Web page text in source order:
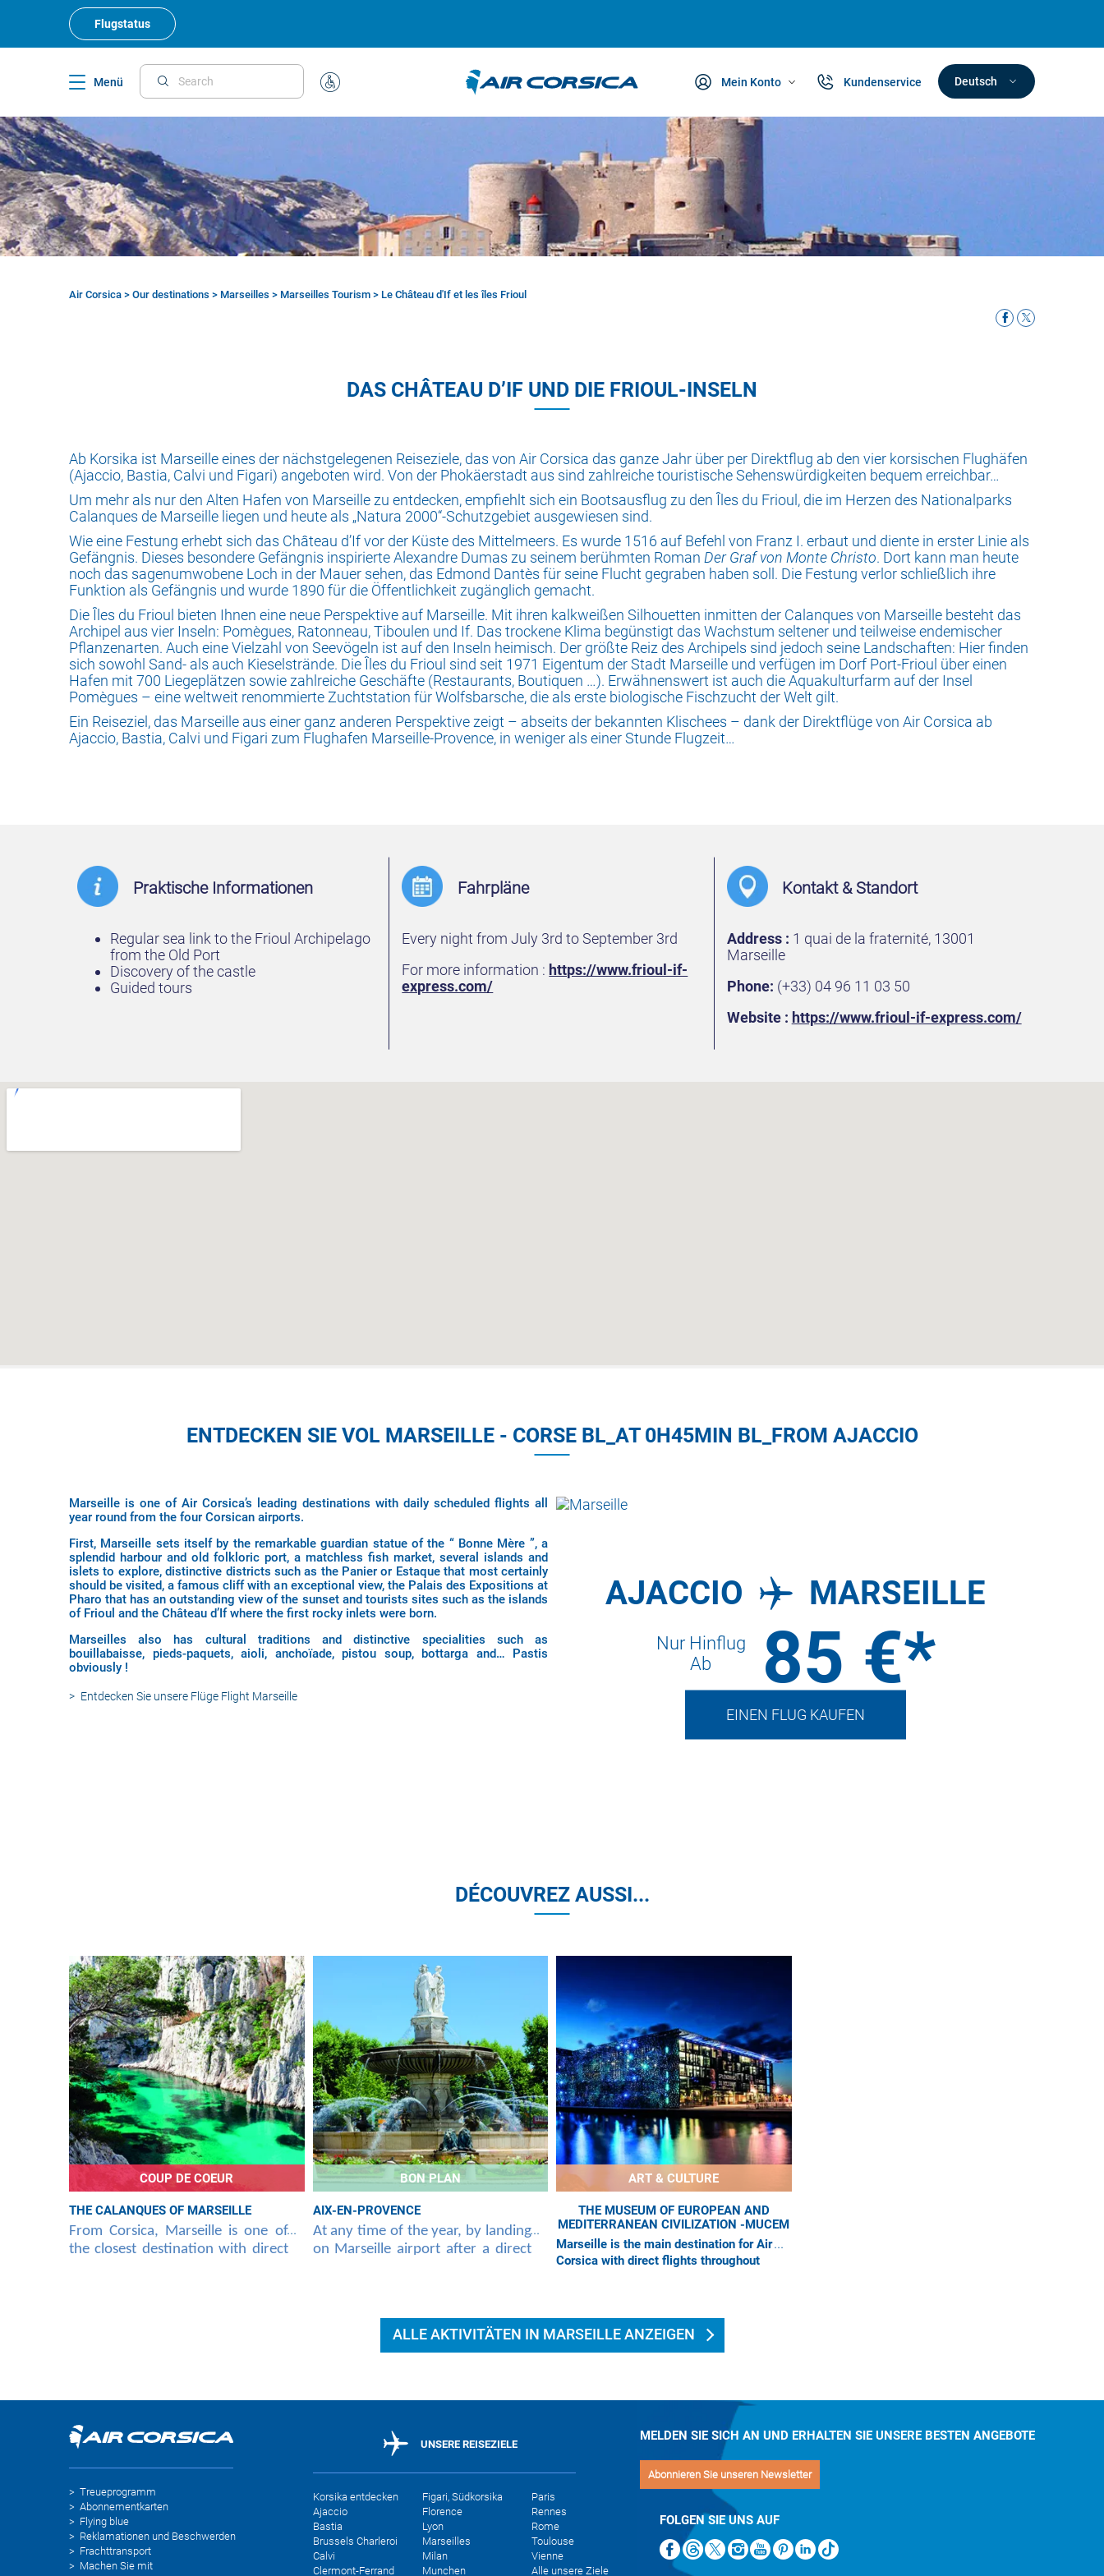
Flugstatus
Menü Search Sonderbetreuung
Mein Konto Kundenservice Deutsch
Breadcrumb
Air Corsica > Our destinations > Marseilles > Marseilles Tourism > Le Château d'If et les îles Frioul
DAS CHÂTEAU D’IF UND DIE FRIOUL-INSELN
Ab Korsika ist Marseille eines der nächstgelegenen Reiseziele, das von Air Corsica das ganze Jahr über per Direktflug ab den vier korsischen Flughäfen
(Ajaccio, Bastia, Calvi und Figari) angeboten wird. Von der Phokäerstadt aus sind zahlreiche touristische Sehenswürdigkeiten bequem erreichbar…
Um mehr als nur den Alten Hafen von Marseille zu entdecken, empfiehlt sich ein Bootsausflug zu den Îles du Frioul, die im Herzen des Nationalparks
Calanques de Marseille liegen und heute als „Natura 2000“-Schutzgebiet ausgewiesen sind.
Wie eine Festung erhebt sich das Château d’If vor der Küste des Mittelmeers. Es wurde 1516 auf Befehl von Franz I. erbaut und diente in erster Linie als
Gefängnis. Dieses besondere Gefängnis inspirierte Alexandre Dumas zu seinem berühmten Roman Der Graf von Monte Christo. Dort kann man heute
noch das sagenumwobene Loch in der Mauer sehen, das Edmond Dantès für seine Flucht gegraben haben soll. Die Festung verlor schließlich ihre
Funktion als Gefängnis und wurde 1890 für die Öffentlichkeit zugänglich gemacht.
Die Îles du Frioul bieten Ihnen eine neue Perspektive auf Marseille. Mit ihren kalkweißen Silhouetten inmitten der Calanques von Marseille besteht das
Archipel aus vier Inseln: Pomègues, Ratonneau, Tiboulen und If. Das trockene Klima begünstigt das Wachstum seltener und teilweise endemischer
Pflanzenarten. Auch eine Vielzahl von Seevögeln ist auf den Inseln heimisch. Der größte Reiz des Archipels sind jedoch seine Landschaften: Hier finden
sich sowohl Sand- als auch Kieselstrände. Die Îles du Frioul sind seit 1971 Eigentum der Stadt Marseille und verfügen im Dorf Port-Frioul über einen
Hafen mit 700 Liegeplätzen sowie zahlreiche Geschäfte (Restaurants, Boutiquen …). Erwähnenswert ist auch die Aquakulturfarm auf der Insel
Pomègues – eine weltweit renommierte Zuchtstation für Wolfsbarsche, die als erste biologische Fischzucht der Welt gilt.
Ein Reiseziel, das Marseille aus einer ganz anderen Perspektive zeigt – abseits der bekannten Klischees – dank der Direktflüge von Air Corsica ab
Ajaccio, Bastia, Calvi und Figari zum Flughafen Marseille-Provence, in weniger als einer Stunde Flugzeit…
Praktische Informationen
Regular sea link to the Frioul Archipelago
from the Old Port
Discovery of the castle
Guided tours
Fahrpläne
Every night from July 3rd to September 3rd
For more information : https://www.frioul-if-
express.com/
Kontakt & Standort
Address : 1 quai de la fraternité, 13001
Marseille
Phone: (+33) 04 96 11 03 50
Website : https://www.frioul-if-express.com/
ENTDECKEN SIE VOL MARSEILLE - CORSE BL_AT 0H45MIN BL_FROM AJACCIO
Marseille is one of Air Corsica’s leading destinations with daily scheduled flights all
year round from the four Corsican airports.
First, Marseille sets itself by the remarkable guardian statue of the “ Bonne Mère ”, a
splendid harbour and old folkloric port, a matchless fish market, several islands and
islets to explore, distinctive districts such as the Panier or Estaque that most certainly
should be visited, a famous cliff with an exceptional view, the Palais des Expositions at
Pharo that has an outstanding view of the sunset and tourists sites such as the islands
of Frioul and the Château d’If where the first rocky inlets were born.
Marseilles also has cultural traditions and distinctive specialities such as
bouillabaisse, pieds-paquets, aioli, anchoïade, pistou soup, bottarga and… Pastis
obviously !
Entdecken Sie unsere Flüge Flight Marseille
AJACCIO MARSEILLE
Nur Hinflug
Ab
85 €*
EINEN FLUG KAUFEN
DÉCOUVREZ AUSSI...
COUP DE COEUR
THE CALANQUES OF MARSEILLE
From Corsica, Marseille is one of
the closest destination with direct
BON PLAN
AIX-EN-PROVENCE
At any time of the year, by landing
on Marseille airport after a direct
ART & CULTURE
THE MUSEUM OF EUROPEAN AND
MEDITERRANEAN CIVILIZATION -MUCEM
Marseille is the main destination for Air
Corsica with direct flights throughout
ALLE AKTIVITÄTEN IN MARSEILLE ANZEIGEN
Treueprogramm
Abonnementkarten
Flying blue
Reklamationen und Beschwerden
Frachttransport
Machen Sie mit
UNSERE REISEZIELE
Korsika entdecken
Ajaccio
Bastia
Brussels Charleroi
Calvi
Clermont-Ferrand
Figari, Südkorsika
Florence
Lyon
Marseilles
Milan
Munchen
Paris
Rennes
Rome
Toulouse
Vienne
Alle unsere Ziele
MELDEN SIE SICH AN UND ERHALTEN SIE UNSERE BESTEN ANGEBOTE
Abonnieren Sie unseren Newsletter
FOLGEN SIE UNS AUF